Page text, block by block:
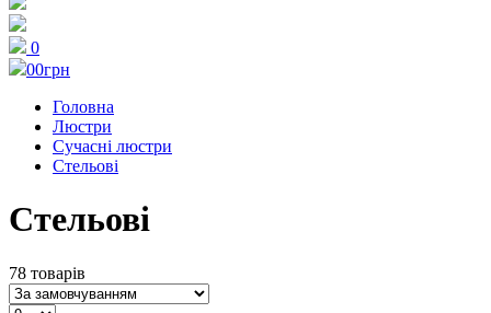
0
00грн
Головна
Люстри
Сучасні люстри
Стельові
Стельові
78 товарів